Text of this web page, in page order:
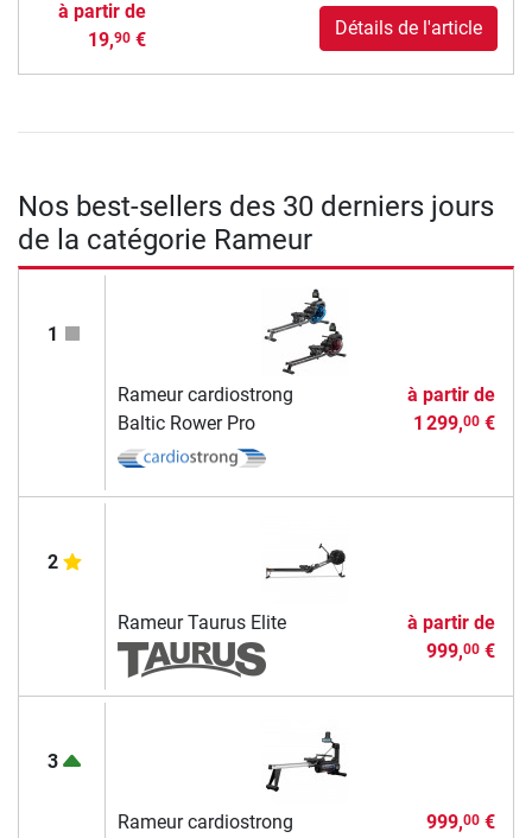
à partir de
19,90€
Détails de l'article
Nos best-sellers des 30 derniers jours
de la catégorie Rameur
1
Rameur cardiostrong
Baltic Rower Pro
à partir de
1 299,00€
2
Rameur Taurus Elite
à partir de
999,00€
3
Rameur cardiostrong
999,00€